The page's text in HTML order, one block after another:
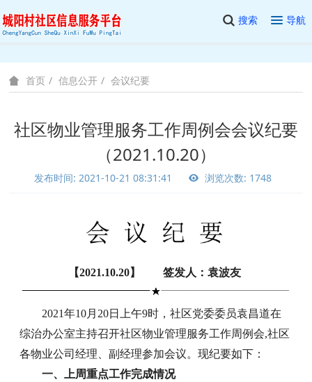
搜索 导航
首页 信息公开 会议纪要
社区物业管理服务工作周例会会议纪要
（2021.10.20）
发布时间: 2021-10-21 08:31:41 浏览次数: 1748
【2021.10.20】 签发人：袁波友
2021年10月20日上午9时，社区党委委员袁昌道在
综治办公室主持召开社区物业管理服务工作周例会,社区
各物业公司经理、副经理参加会议。现纪要如下：
一、上周重点工作完成情况